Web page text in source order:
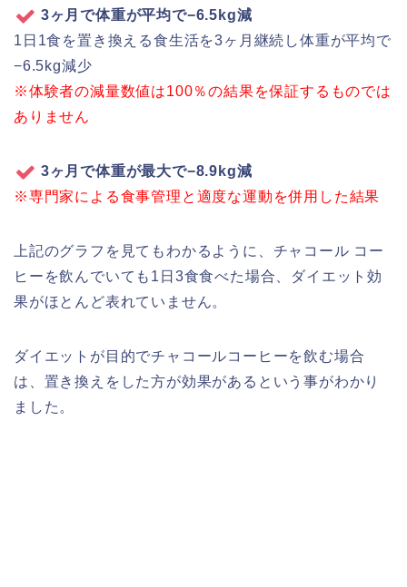
3ヶ月で体重が平均で−6.5kg減
1日1食を置き換える食生活を3ヶ月継続し体重が平均で
−6.5kg減少
※体験者の減量数値は100％の結果を保証するものでは
ありません
3ヶ月で体重が最大で−8.9kg減
※専門家による食事管理と適度な運動を併用した結果
上記のグラフを見てもわかるように、チャコール コー
ヒーを飲んでいても1日3食食べた場合、ダイエット効
果がほとんど表れていません。
ダイエットが目的でチャコールコーヒーを飲む場合
は、置き換えをした方が効果があるという事がわかり
ました。